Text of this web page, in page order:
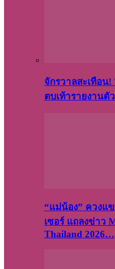
จักรวาลสะเทือน!
ตบเท้ารายงานตั
“แม่น้อง” ควงแ
เซอร์ แถลงข่าว
Thailand 2026…